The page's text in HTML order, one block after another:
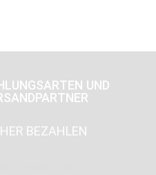
UND
BEZAHLEN